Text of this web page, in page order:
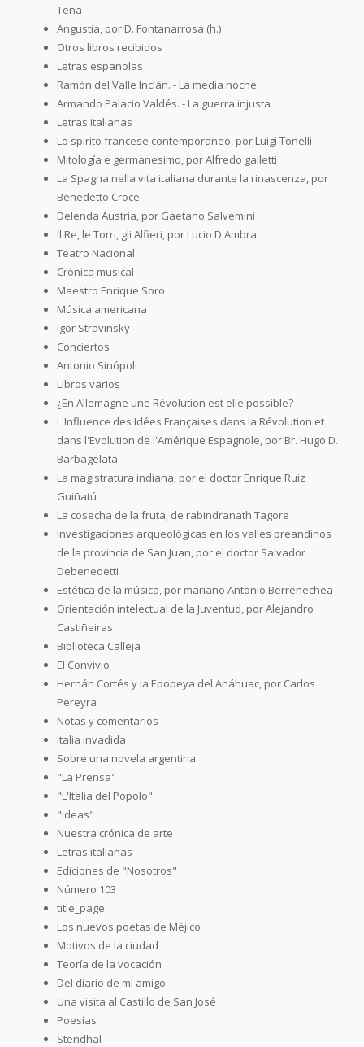
Tena
Angustia, por D. Fontanarrosa (h.)
Otros libros recibidos
Letras españolas
Ramón del Valle Inclán. - La media noche
Armando Palacio Valdés. - La guerra injusta
Letras italianas
Lo spirito francese contemporaneo, por Luigi Tonelli
Mitología e germanesimo, por Alfredo galletti
La Spagna nella vita italiana durante la rinascenza, por
Benedetto Croce
Delenda Austria, por Gaetano Salvemini
Il Re, le Torri, gli Alfieri, por Lucio D'Ambra
Teatro Nacional
Crónica musical
Maestro Enrique Soro
Música americana
Igor Stravinsky
Conciertos
Antonio Sinópoli
Libros varios
¿En Allemagne une Révolution est elle possible?
L'Influence des Idées Françaises dans la Révolution et
dans l'Evolution de l'Amérique Espagnole, por Br. Hugo D.
Barbagelata
La magistratura indiana, por el doctor Enrique Ruiz
Guiñatú
La cosecha de la fruta, de rabindranath Tagore
Investigaciones arqueológicas en los valles preandinos
de la provincia de San Juan, por el doctor Salvador
Debenedetti
Estética de la música, por mariano Antonio Berrenechea
Orientación intelectual de la Juventud, por Alejandro
Castiñeiras
Biblioteca Calleja
El Convivio
Hernán Cortés y la Epopeya del Anáhuac, por Carlos
Pereyra
Notas y comentarios
Italia invadida
Sobre una novela argentina
"La Prensa"
"L'Italia del Popolo"
"Ideas"
Nuestra crónica de arte
Letras italianas
Ediciones de "Nosotros"
Número 103
title_page
Los nuevos poetas de Méjico
Motivos de la ciudad
Teoría de la vocación
Del diario de mi amigo
Una visita al Castillo de San José
Poesías
Stendhal